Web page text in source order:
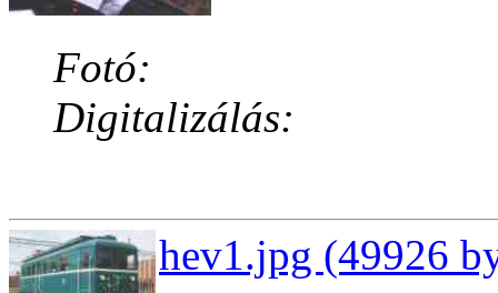
Fotó:
Digitalizálás:
hev1.jpg (49926